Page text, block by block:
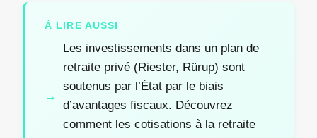
À LIRE AUSSI
Les investissements dans un plan de
retraite privé (Riester, Rürup) sont
soutenus par l’État par le biais
d’avantages fiscaux. Découvrez
comment les cotisations à la retraite